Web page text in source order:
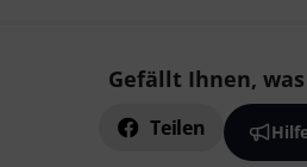
Gefällt Ihnen, was
Teilen